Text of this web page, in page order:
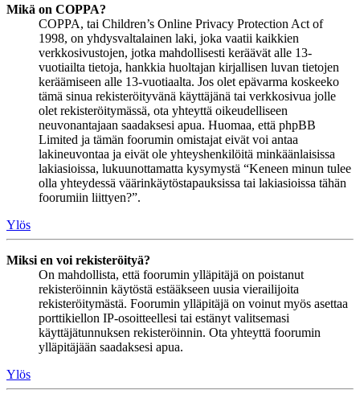
Mikä on COPPA?
COPPA, tai Children’s Online Privacy Protection Act of
1998, on yhdysvaltalainen laki, joka vaatii kaikkien
verkkosivustojen, jotka mahdollisesti keräävät alle 13-
vuotiailta tietoja, hankkia huoltajan kirjallisen luvan tietojen
keräämiseen alle 13-vuotiaalta. Jos olet epävarma koskeeko
tämä sinua rekisteröityvänä käyttäjänä tai verkkosivua jolle
olet rekisteröitymässä, ota yhteyttä oikeudelliseen
neuvonantajaan saadaksesi apua. Huomaa, että phpBB
Limited ja tämän foorumin omistajat eivät voi antaa
lakineuvontaa ja eivät ole yhteyshenkilöitä minkäänlaisissa
lakiasioissa, lukuunottamatta kysymystä “Keneen minun tulee
olla yhteydessä väärinkäytöstapauksissa tai lakiasioissa tähän
foorumiin liittyen?”.
Ylös
Miksi en voi rekisteröityä?
On mahdollista, että foorumin ylläpitäjä on poistanut
rekisteröinnin käytöstä estääkseen uusia vierailijoita
rekisteröitymästä. Foorumin ylläpitäjä on voinut myös asettaa
porttikiellon IP-osoitteellesi tai estänyt valitsemasi
käyttäjätunnuksen rekisteröinnin. Ota yhteyttä foorumin
ylläpitäjään saadaksesi apua.
Ylös